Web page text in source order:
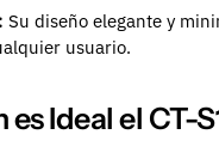
Su diseño elegante y
usuario.
Ideal el CT-